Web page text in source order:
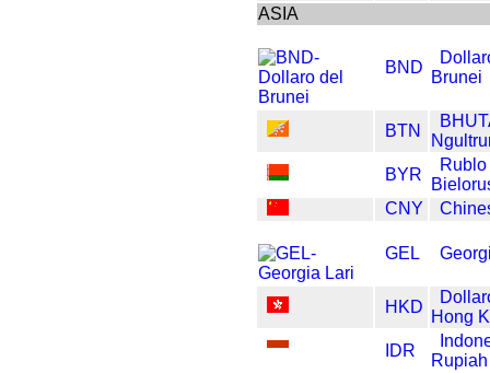
ASIA
BND
Brunei
BTN
BYR
Rublo
CNY
GEL
HKD
Hong
IDR
Rupiah